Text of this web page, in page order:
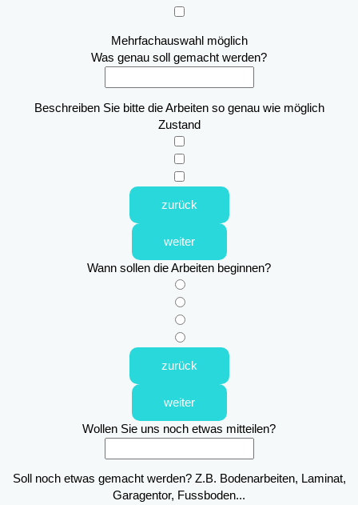
Mehrfachauswahl möglich
Was genau soll gemacht werden?
Beschreiben Sie bitte die Arbeiten so genau wie möglich
Zustand
zurück
weiter
Wann sollen die Arbeiten beginnen?
zurück
weiter
Wollen Sie uns noch etwas mitteilen?
Soll noch etwas gemacht werden? Z.B. Bodenarbeiten, Laminat,
Garagentor, Fussboden...